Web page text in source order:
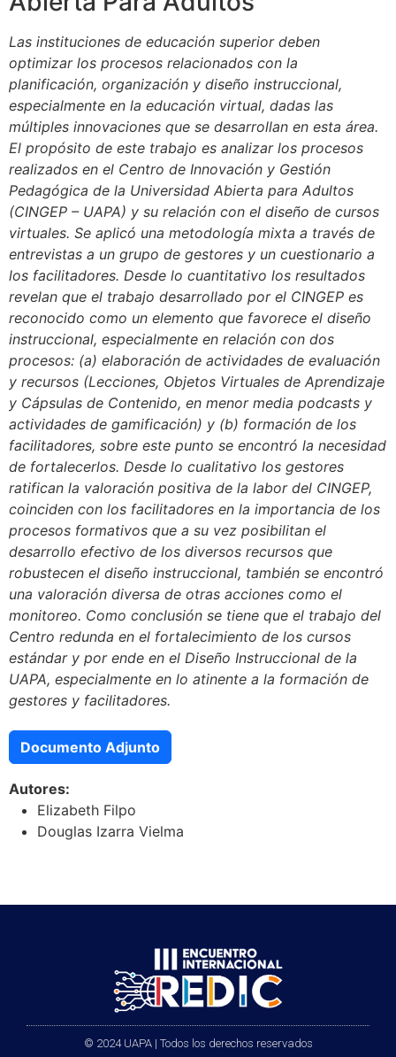
Las instituciones de educación superior deben
optimizar los procesos relacionados con la
planificación, organización y diseño instruccional,
especialmente en la educación virtual, dadas las
múltiples innovaciones que se desarrollan en esta área.
El propósito de este trabajo es analizar los procesos
realizados en el Centro de Innovación y Gestión
Pedagógica de la Universidad Abierta para Adultos
(CINGEP – UAPA) y su relación con el diseño de cursos
virtuales. Se aplicó una metodología mixta a través de
entrevistas a un grupo de gestores y un cuestionario a
los facilitadores. Desde lo cuantitativo los resultados
revelan que el trabajo desarrollado por el CINGEP es
reconocido como un elemento que favorece el diseño
instruccional, especialmente en relación con dos
procesos: (a) elaboración de actividades de evaluación
y recursos (Lecciones, Objetos Virtuales de Aprendizaje
y Cápsulas de Contenido, en menor media podcasts y
actividades de gamificación) y (b) formación de los
facilitadores, sobre este punto se encontró la necesidad
de fortalecerlos. Desde lo cualitativo los gestores
ratifican la valoración positiva de la labor del CINGEP,
coinciden con los facilitadores en la importancia de los
procesos formativos que a su vez posibilitan el
desarrollo efectivo de los diversos recursos que
robustecen el diseño instruccional, también se encontró
una valoración diversa de otras acciones como el
monitoreo. Como conclusión se tiene que el trabajo del
Centro redunda en el fortalecimiento de los cursos
estándar y por ende en el Diseño Instruccional de la
UAPA, especialmente en lo atinente a la formación de
gestores y facilitadores.
Documento Adjunto
Autores:
Elizabeth Filpo
Douglas Izarra Vielma
© 2024 UAPA | Todos los derechos reservados